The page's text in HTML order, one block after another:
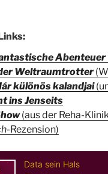
Abenteuer
Weltraumtrotter
különös kalandjai
ins Jenseits
(aus der Reha-
-Rezension)